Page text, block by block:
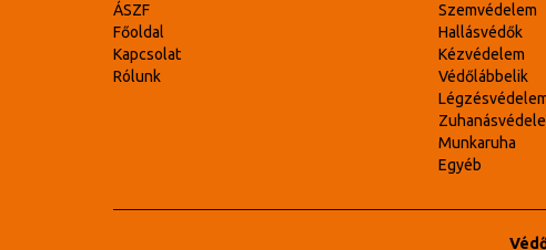
ÁSZF
Főoldal
Kapcsolat
Rólunk
Szemvédelem
Hallásvédők
Kézvédelem
Védőlábbelik
Munkaruha
Egyéb